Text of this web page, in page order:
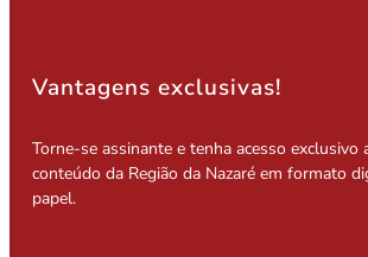
Vantagens exclusivas!
Torne-se assinante e tenha acesso exclusivo
conteúdo da Região da Nazaré em formato
papel.